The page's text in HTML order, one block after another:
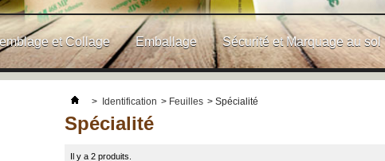
et Collage Emballage Sécurité et Marquage au sol
> Identification > Feuilles > Spécialité
Spécialité
Il y a 2 produits.